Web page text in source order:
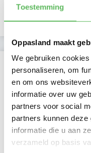
Toestemming
Oppasland maakt
We gebruiken
personaliseren, om
en om ons
informatie over uw
partners voor social
partners kunnen
informatie die u aan
verzameld op basis
Nacht
NIEUW
Activiteit op
Laatste activiteit
Lid sinds
Profiel bijgewerkt